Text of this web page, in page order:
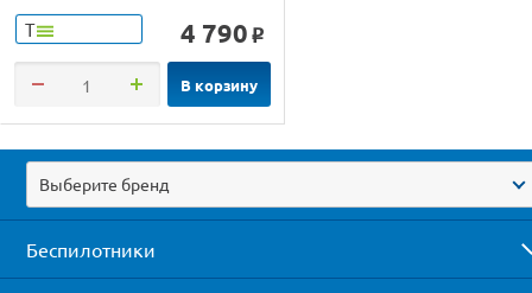
Т 4 790 o
В корзину
Выберите бренд
Беспилотники